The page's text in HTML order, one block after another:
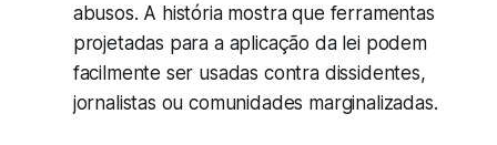
abusos. A história mostra que ferramentas
projetadas para a aplicação da lei podem
facilmente ser usadas contra dissidentes,
jornalistas ou comunidades marginalizadas.